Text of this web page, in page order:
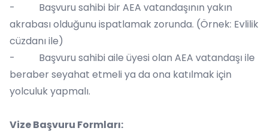
- Başvuru sahibi bir AEA vatandaşının yakın
akrabası olduğunu ispatlamak zorunda. (Örnek: Evlilik
cüzdanı ile)
- Başvuru sahibi aile üyesi olan AEA vatandaşı ile
beraber seyahat etmeli ya da ona katılmak için
yolculuk yapmalı.
Vize Başvuru Formları: